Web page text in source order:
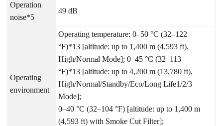
Operation
noise*5
49 dB
Operating
environment
Operating temperature: 0–50 °C (32–122
°F)*13 [altitude: up to 1,400 m (4,593 ft),
High/Normal Mode]; 0–45 °C (32–113
°F)*13 [altitude: up to 4,200 m (13,780 ft),
High/Normal/Standby/Eco/Long Life1/2/3
Mode];
0–40 °C (32–104 °F) [altitude: up to 1,400 m
(4,593 ft) with Smoke Cut Filter];